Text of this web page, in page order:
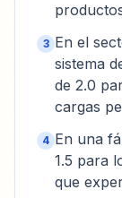
3 En el
sistema
de 2.0
cargas
4 En una
1.5 para
que